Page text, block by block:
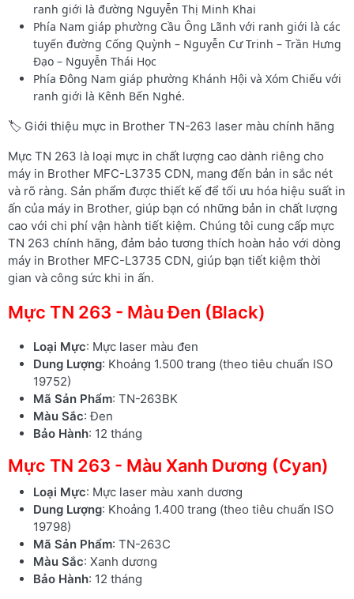
ranh giới là đường Nguyễn Thị Minh Khai
Phía Nam giáp phường Cầu Ông Lãnh với ranh giới là các
tuyến đường Cống Quỳnh – Nguyễn Cư Trinh – Trần Hưng
Đạo – Nguyễn Thái Học
Phía Đông Nam giáp phường Khánh Hội và Xóm Chiếu với
ranh giới là Kênh Bến Nghé.
🏷️ Giới thiệu mực in Brother TN-263 laser màu chính hãng
Mực TN 263 là loại mực in chất lượng cao dành riêng cho
máy in Brother MFC-L3735 CDN, mang đến bản in sắc nét
và rõ ràng. Sản phẩm được thiết kế để tối ưu hóa hiệu suất in
ấn của máy in Brother, giúp bạn có những bản in chất lượng
cao với chi phí vận hành tiết kiệm. Chúng tôi cung cấp mực
TN 263 chính hãng, đảm bảo tương thích hoàn hảo với dòng
máy in Brother MFC-L3735 CDN, giúp bạn tiết kiệm thời
gian và công sức khi in ấn.
Mực TN 263 - Màu Đen (Black)
Loại Mực: Mực laser màu đen
Dung Lượng: Khoảng 1.500 trang (theo tiêu chuẩn ISO
19752)
Mã Sản Phẩm: TN-263BK
Màu Sắc: Đen
Bảo Hành: 12 tháng
Mực TN 263 - Màu Xanh Dương (Cyan)
Loại Mực: Mực laser màu xanh dương
Dung Lượng: Khoảng 1.400 trang (theo tiêu chuẩn ISO
19798)
Mã Sản Phẩm: TN-263C
Màu Sắc: Xanh dương
Bảo Hành: 12 tháng